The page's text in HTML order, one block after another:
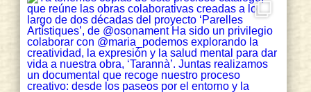
📷http://www.lopati.cat
1 2 Twitter
sarah misselbrook Retweeted